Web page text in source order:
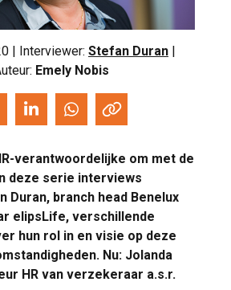
| Interviewer: Stefan Duran
Emely Nobis
verantwoordelijke om met de
deze serie interviews
Duran, branch head Benelux
elipsLife, verschillende
hun rol in en visie op deze
Nu: Jolanda
HR van verzekeraar a.s.r.